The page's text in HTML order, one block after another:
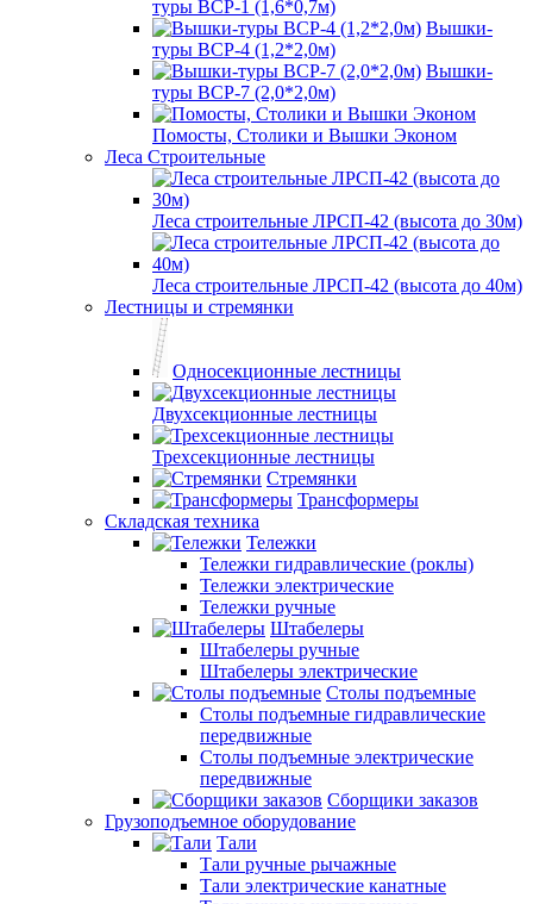
туры ВСР-1 (1,6*0,7м)
Вышки-
туры ВСР-4 (1,2*2,0м)
Вышки-
туры ВСР-7 (2,0*2,0м)
Помосты, Столики и Вышки Эконом
Леса Строительные
Леса строительные ЛРСП-42 (высота до 30м)
Леса строительные ЛРСП-42 (высота до 40м)
Лестницы и стремянки
Односекционные лестницы
Двухсекционные лестницы
Трехсекционные лестницы
Стремянки
Трансформеры
Складская техника
Тележки
Тележки гидравлические (роклы)
Тележки электрические
Тележки ручные
Штабелеры
Штабелеры ручные
Штабелеры электрические
Столы подъемные
Столы подъемные гидравлические
передвижные
Столы подъемные электрические
передвижные
Сборщики заказов
Грузоподъемное оборудование
Тали
Тали ручные рычажные
Тали электрические канатные